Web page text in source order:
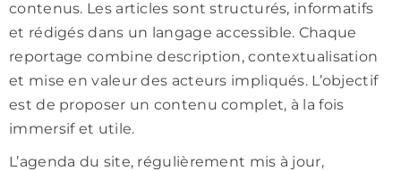
contenus. Les articles sont structurés, informatifs
et rédigés dans un langage accessible. Chaque
reportage combine description, contextualisation
et mise en valeur des acteurs impliqués. L’objectif
est de proposer un contenu complet, à la fois
immersif et utile.
L’agenda du site, régulièrement mis à jour,